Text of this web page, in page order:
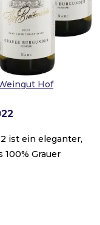
Hof
ist ein eleganter,
Grauer